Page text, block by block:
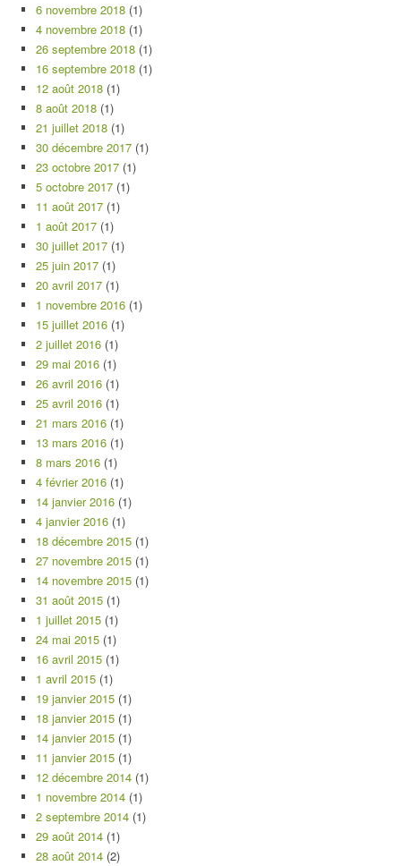
6 novembre 2018 (1)
4 novembre 2018 (1)
26 septembre 2018 (1)
16 septembre 2018 (1)
12 août 2018 (1)
8 août 2018 (1)
21 juillet 2018 (1)
30 décembre 2017 (1)
23 octobre 2017 (1)
5 octobre 2017 (1)
11 août 2017 (1)
1 août 2017 (1)
30 juillet 2017 (1)
25 juin 2017 (1)
20 avril 2017 (1)
1 novembre 2016 (1)
15 juillet 2016 (1)
2 juillet 2016 (1)
29 mai 2016 (1)
26 avril 2016 (1)
25 avril 2016 (1)
21 mars 2016 (1)
13 mars 2016 (1)
8 mars 2016 (1)
4 février 2016 (1)
14 janvier 2016 (1)
4 janvier 2016 (1)
18 décembre 2015 (1)
27 novembre 2015 (1)
14 novembre 2015 (1)
31 août 2015 (1)
1 juillet 2015 (1)
24 mai 2015 (1)
16 avril 2015 (1)
1 avril 2015 (1)
19 janvier 2015 (1)
18 janvier 2015 (1)
14 janvier 2015 (1)
11 janvier 2015 (1)
12 décembre 2014 (1)
1 novembre 2014 (1)
2 septembre 2014 (1)
29 août 2014 (1)
28 août 2014 (2)